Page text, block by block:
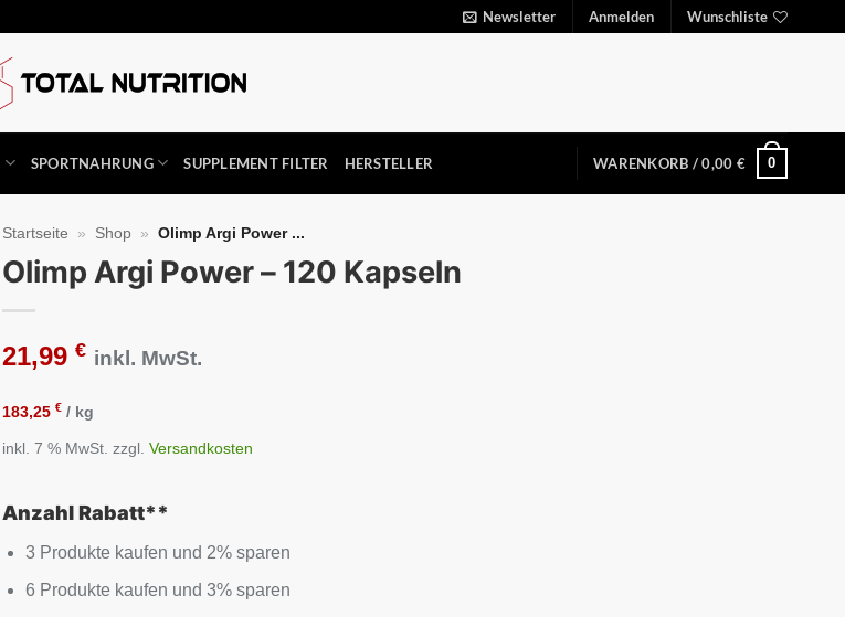
Newsletter Anmelden Wunschliste
SPORTNAHRUNG SUPPLEMENT FILTER HERSTELLER WARENKORB /0,00 € 0
Startseite » Shop » Olimp Argi Power ...
Olimp Argi Power – 120 Kapseln
21,99€ inkl. MwSt.
183,25€ / kg
inkl. 7 % MwSt. zzgl.Versandkosten
Anzahl Rabatt**
3 Produkte kaufen und 2% sparen
6 Produkte kaufen und 3% sparen